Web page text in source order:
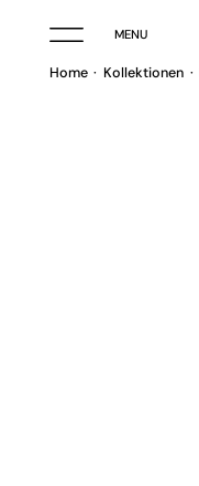
MENU
Home Kollektionen